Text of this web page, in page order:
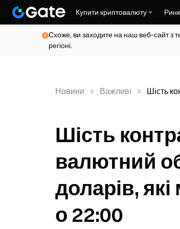
Купити криптовалюту
Схоже, ви заходите на наш веб-сайт з
регіоні.
Новини Важливі Шість
Шість
валютний
доларів,
о 22:00